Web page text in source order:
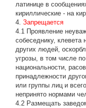
латинице в
кириллические - на
4.Запрещается
4.1 Проявление
собеседнику,
других людей,
угрозы, в том числе
национальности,
принадлежности
или группы лиц и
непринято нормами
4.2 Размещать